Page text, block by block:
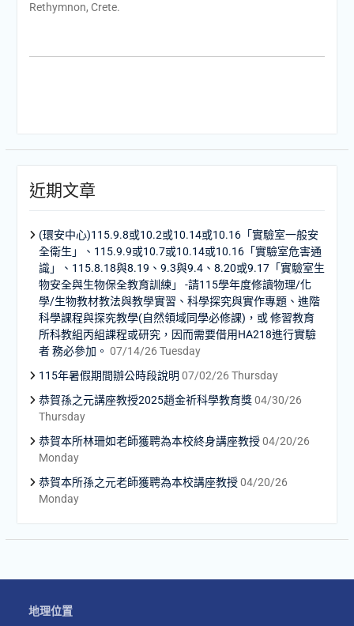
Rethymnon, Crete.
近期文章
(環安中心)115.9.8或10.2或10.14或10.16「實驗室一般安
全衛生」、115.9.9或10.7或10.14或10.16「實驗室危害通
識」、115.8.18與8.19、9.3與9.4、8.20或9.17「實驗室生
物安全與生物保全教育訓練」 -請115學年度修讀物理/化
學/生物教材教法與教學實習、科學探究與實作專題、進階
科學課程與探究教學(自然領域同學必修課)，或 修習教育
所科教組丙組課程或研究，因而需要借用HA218進行實驗
者 務必參加。 07/14/26 Tuesday
115年暑假期間辦公時段說明 07/02/26 Thursday
恭賀孫之元講座教授2025趙金祈科學教育獎 04/30/26
Thursday
恭賀本所林珊如老師獲聘為本校終身講座教授 04/20/26
Monday
恭賀本所孫之元老師獲聘為本校講座教授 04/20/26
Monday
地理位置